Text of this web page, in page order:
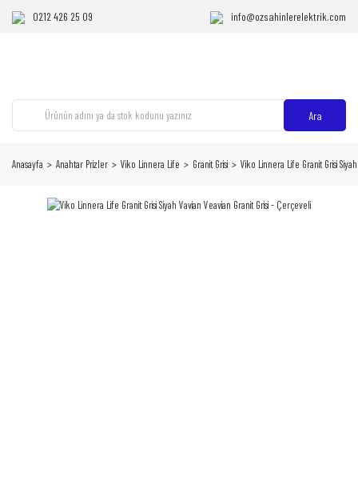
0212 426 25 09 info@ozsahinlerelektrik.com
Ara
Anasayfa Anahtar Prizler Viko Linnera Life Granit Grisi Viko Linnera Life Granit Grisi